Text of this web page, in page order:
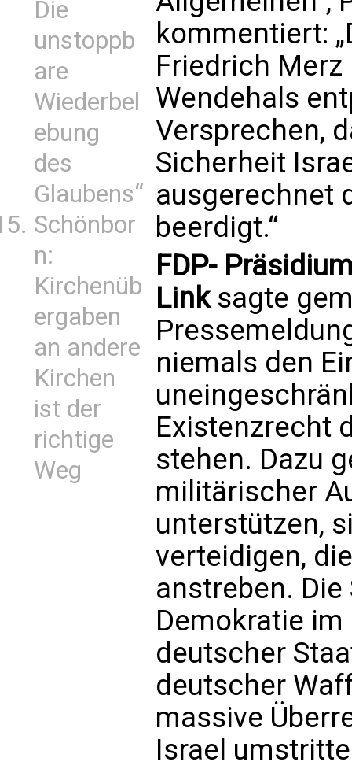
Die
unstoppb
are
Wiederbel
ebung
des
Glaubens“
Schönbor
n:
Kirchenüb
ergaben
an andere
Kirchen
ist der
richtige
Weg
kommentiert:
Friedrich
Wendehals
Versprechen,
Sicherheit
ausgerechnet
beerdigt.“
FDP-
Linksagte
niemals den
Existenzrecht
stehen. Dazu
militärischer
unterstützen,
verteidigen,
anstreben.
Demokratie
deutscher
deutscher
massive
Israel